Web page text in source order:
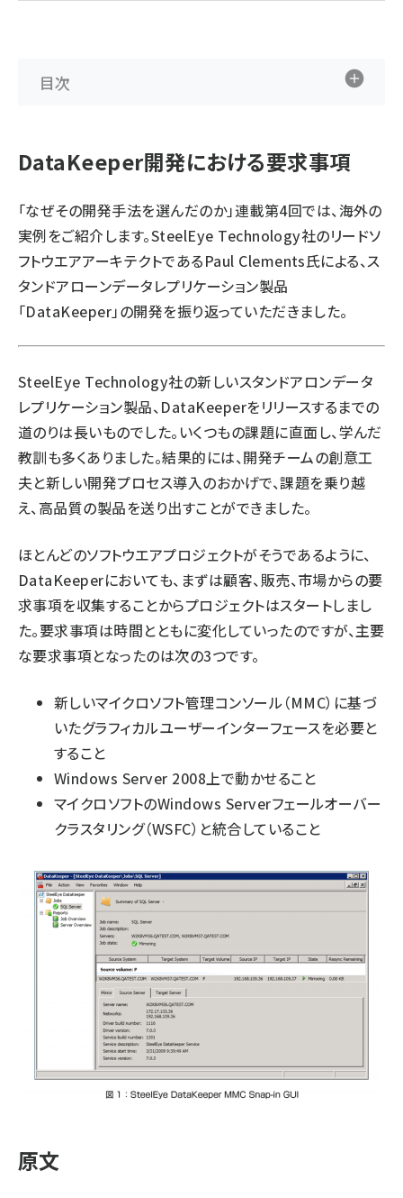
目次
DataKeeper開発における要求事項
「なぜその開発手法を選んだのか」連載第4回では、海外の
実例をご紹介します。SteelEye Technology社のリードソ
フトウエアアーキテクトであるPaul Clements氏による、ス
タンドアローンデータレプリケーション製品
「DataKeeper」の開発を振り返っていただきました。
SteelEye Technology社の新しいスタンドアロンデータ
レプリケーション製品、DataKeeperをリリースするまでの
道のりは長いものでした。いくつもの課題に直面し、学んだ
教訓も多くありました。結果的には、開発チームの創意工
夫と新しい開発プロセス導入のおかげで、課題を乗り越
え、高品質の製品を送り出すことができました。
ほとんどのソフトウエアプロジェクトがそうであるように、
DataKeeperにおいても、まずは顧客、販売、市場からの要
求事項を収集することからプロジェクトはスタートしまし
た。要求事項は時間とともに変化していったのですが、主要
な要求事項となったのは次の3つです。
新しいマイクロソフト管理コンソール（MMC）に基づ
いたグラフィカルユーザーインターフェースを必要と
すること
Windows Server 2008上で動かせること
マイクロソフトのWindows Serverフェールオーバー
クラスタリング（WSFC）と統合していること
原文